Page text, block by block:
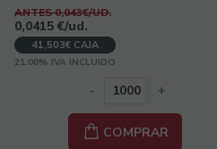
ANTES 0,043€/UD.
0,0415 €/ud.
41,503€ CAJA
21.00% IVA INCLUIDO
- +
COMPRAR